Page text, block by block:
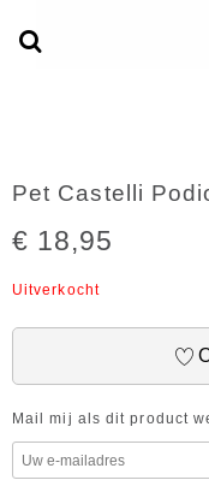
Pet Castelli
€ 18,95
Uitverkocht
Mail mij als dit product